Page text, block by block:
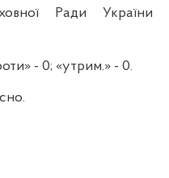
Ради України
- 0; «утрим.» - 0.